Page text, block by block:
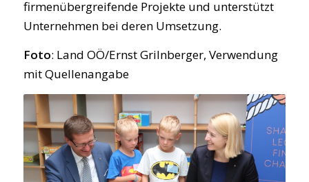
firmenübergreifende Projekte und unterstützt
Unternehmen bei deren Umsetzung.
Foto: Land OÖ/Ernst Grilnberger, Verwendung
mit Quellenangabe